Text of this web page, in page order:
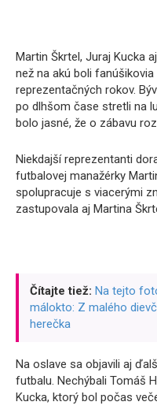
Martin Škrtel, Juraj Kucka
než na akú boli
reprezentačných rokov.
po dlhšom čase stretli na
bolo jasné, že o zábavu
Niekdajší reprezentanti
futbalovej manažérky
spolupracuje s viacerými
zastupovala aj Martina
Čítajte tiež: Na tejto
málokto: Z malého
herečka
Na oslave sa objavili aj
futbalu. Nechýbali Tomáš
Kucka, ktorý bol počas